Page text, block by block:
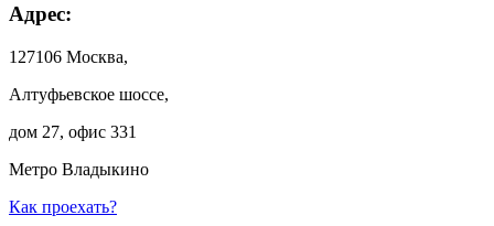
Адрес:
127106 Москва,
Алтуфьевское шоссе,
дом 27, офис 331
Метро Владыкино
Как проехать?